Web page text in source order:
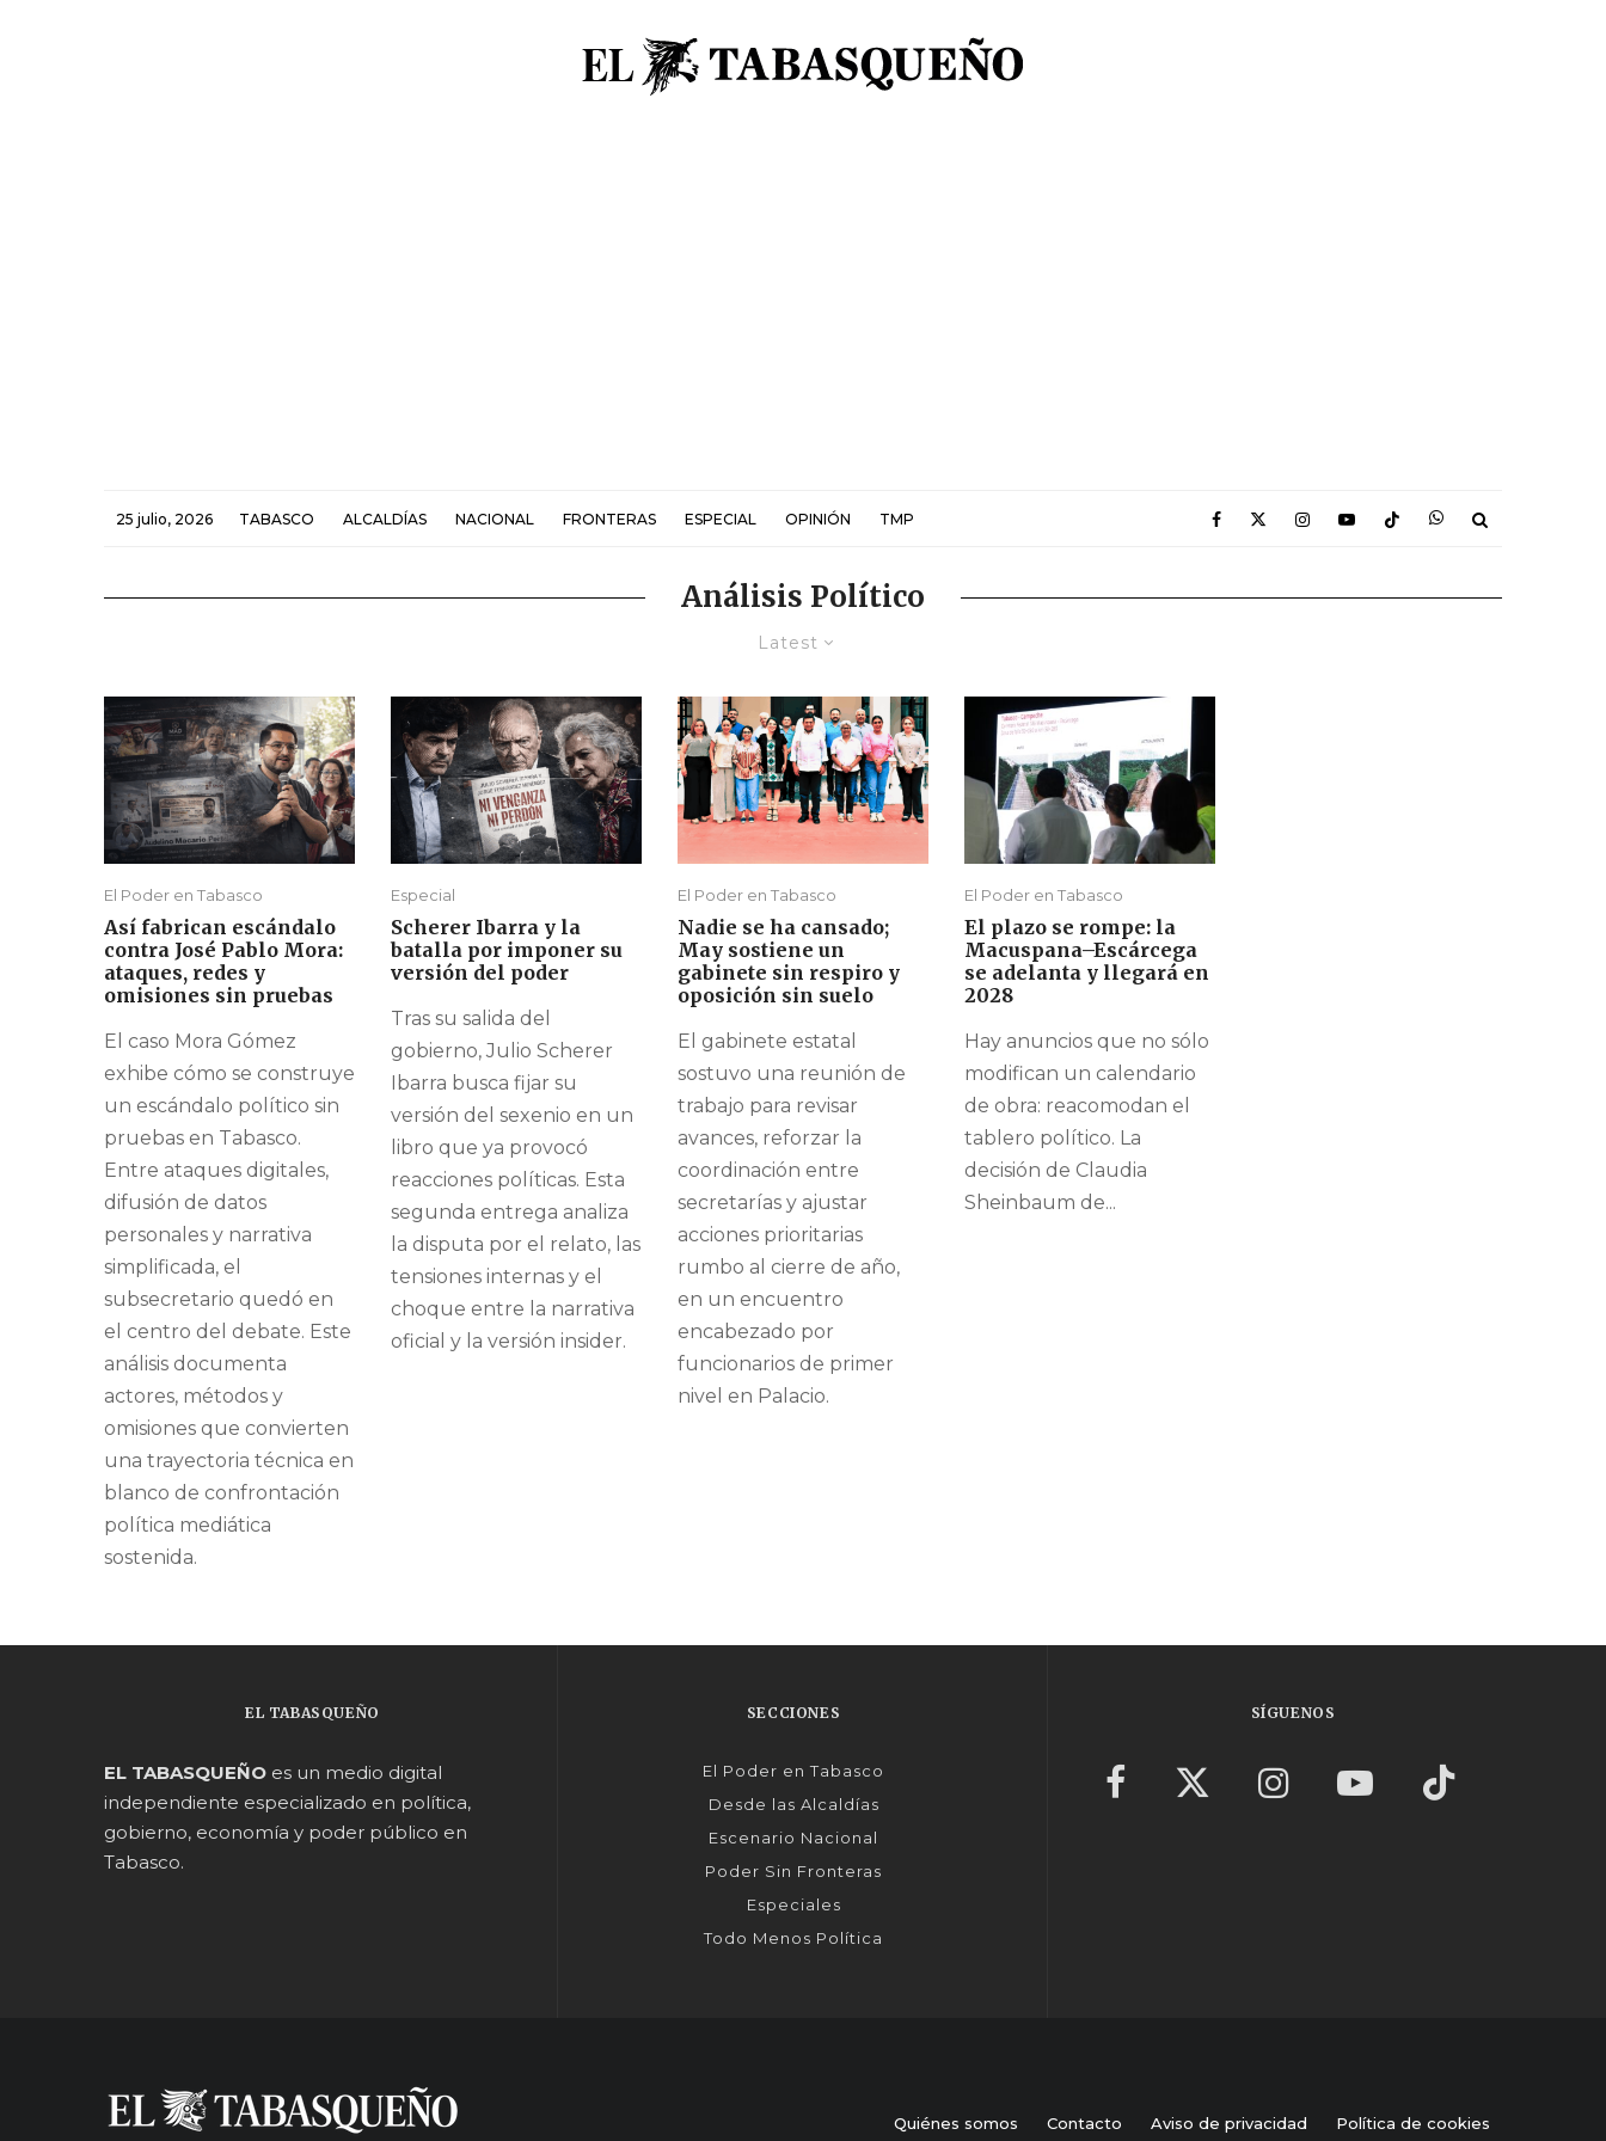
25 julio, 2026 TABASCO ALCALDÍAS NACIONAL FRONTERAS ESPECIAL OPINIÓN TMP
Análisis Político
Latest
El Poder en Tabasco
Así fabrican escándalo
contra José Pablo Mora:
ataques, redes y
omisiones sin pruebas
El caso Mora Gómez
exhibe cómo se construye
un escándalo político sin
pruebas en Tabasco.
Entre ataques digitales,
difusión de datos
personales y narrativa
simplificada, el
subsecretario quedó en
el centro del debate. Este
análisis documenta
actores, métodos y
omisiones que convierten
una trayectoria técnica en
blanco de confrontación
política mediática
sostenida.
Especial
Scherer Ibarra y la
batalla por imponer su
versión del poder
Tras su salida del
gobierno, Julio Scherer
Ibarra busca fijar su
versión del sexenio en un
libro que ya provocó
reacciones políticas. Esta
segunda entrega analiza
la disputa por el relato, las
tensiones internas y el
choque entre la narrativa
oficial y la versión insider.
El Poder en Tabasco
Nadie se ha cansado;
May sostiene un
gabinete sin respiro y
oposición sin suelo
El gabinete estatal
sostuvo una reunión de
trabajo para revisar
avances, reforzar la
coordinación entre
secretarías y ajustar
acciones prioritarias
rumbo al cierre de año,
en un encuentro
encabezado por
funcionarios de primer
nivel en Palacio.
El Poder en Tabasco
El plazo se rompe: la
Macuspana–Escárcega
se adelanta y llegará en
2028
Hay anuncios que no sólo
modifican un calendario
de obra: reacomodan el
tablero político. La
decisión de Claudia
Sheinbaum de...
EL TABASQUEÑO
EL TABASQUEÑO es un medio digital
independiente especializado en política,
gobierno, economía y poder público en
Tabasco.
SECCIONES
El Poder en Tabasco
Desde las Alcaldías
Escenario Nacional
Poder Sin Fronteras
Especiales
Todo Menos Política
SÍGUENOS
Quiénes somos Contacto Aviso de privacidad Política de cookies